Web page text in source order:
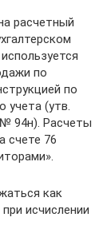
расчетный
по
по
учета (утв.
94н). Расчеты
счете 76
как
исчислении